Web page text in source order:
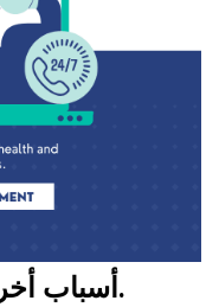
أسباب أخرى لتشنجات الساق الليلية.